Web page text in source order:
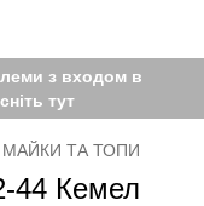
з входом в
тут
МАЙКИ ТА ТОПИ
44 Кемел